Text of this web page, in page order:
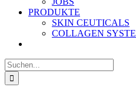
PRODUKTE
SKIN CEUTICALS
COLLAGEN
Suche
nach: